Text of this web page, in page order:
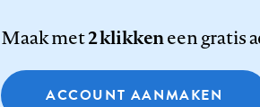
Maak met2 klikkeneen gratis
ACCOUNT AANMAKEN